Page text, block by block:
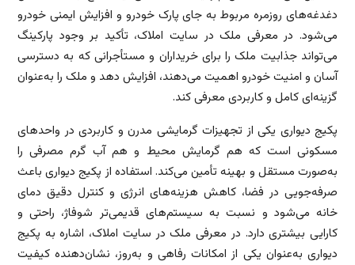
دغدغه‌های روزمره مربوط به جای پارک خودرو و افزایش ایمنی خودرو
می‌شود. در معرفی ملک در سایت املاک، تأکید بر وجود پارکینگ
می‌تواند جذابیت ملک را برای خریداران و مستأجرانی که به دسترسی
آسان و امنیت خودرو اهمیت می‌دهند، افزایش دهد و ملک را به‌عنوان
گزینه‌ای کامل و کاربردی معرفی کند.
پکیج دیواری یکی از تجهیزات گرمایشی مدرن و کاربردی در واحدهای
مسکونی است که هم گرمایش محیط و هم آب گرم مصرفی را
به‌صورت مستقل و بهینه تأمین می‌کند. استفاده از پکیج دیواری باعث
صرفه‌جویی در فضا، کاهش هزینه‌های انرژی و کنترل دقیق دمای
خانه می‌شود و نسبت به سیستم‌های قدیمی‌تر شوفاژ، راحتی و
کارایی بیشتری دارد. در معرفی ملک در سایت املاک، اشاره به پکیج
دیواری به‌عنوان یکی از امکانات رفاهی و به‌روز، نشان‌دهنده کیفیت